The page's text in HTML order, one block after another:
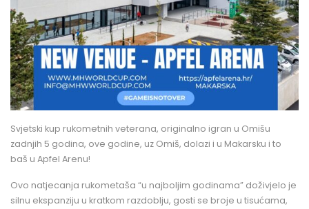
Svjetski kup rukometnih veterana, originalno igran u Omišu
zadnjih 5 godina, ove godine, uz Omiš, dolazi i u Makarsku i to
baš u Apfel Arenu!
Ovo natjecanja rukometaša “u najboljim godinama” doživjelo je
silnu ekspanziju u kratkom razdoblju, gosti se broje u tisućama,